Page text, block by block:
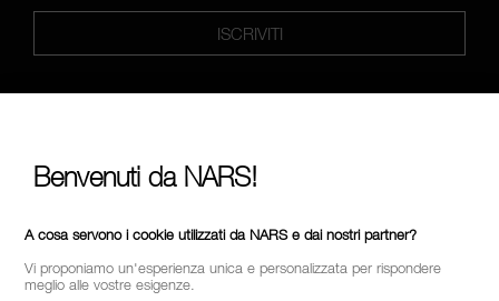
ISCRIVITI
CHIAMACI AL NUMERO +390236014910
Benvenuti da NARS!
A cosa servono i cookie utilizzati da NARS e dai nostri partner?
Vi proponiamo un'esperienza unica e personalizzata per rispondere
meglio alle vostre esigenze.